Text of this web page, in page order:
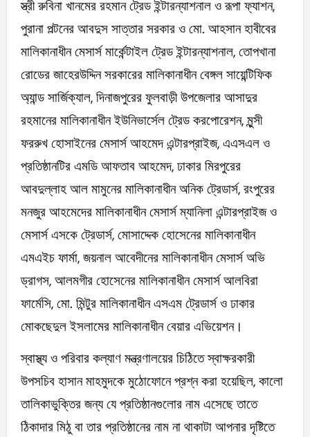
স্ত্রী রুবিনা খানমের রহমান ট্রেড ইন্টারন্যাশনাল ও রূপা ফ্যাশন,
পুরানা পল্টনের আবদুস সাত্তার সরকার ও মো. আহসান হাবীবের
মালিকানাধীন মেসার্স মার্কেন্টাইল ট্রেড ইন্টারন্যাশনাল, তোপখানা
রোডের জাহেরউদ্দিন সরকারের মালিকানাধীন বেঙ্গল সায়েন্টিফিক
অ্যান্ড সার্জিক্যাল, দিনাজপুরের ফুলবাড়ী উপজেলার আসাদুর
রহমানের মালিকানাধীন ইউনিভার্সেল ট্রেড করপোরেশন, মুন্সী
ফররুখ হোসাইনের মেসার্স আহমেদ এন্টারপ্রাইজ, এএসএল ও
প্রতিষ্ঠানটির এমডি আফতাব আহমেদ, ঢাকার মিরপুরের
আবদুল্লাহ আল মামুনের মালিকানাধীন অনিক ট্রেডার্স, রংপুরের
মনজুর আহমেদের মালিকানাধীন মেসার্স ম্যানিলা এন্টারপ্রাইজ ও
মেসার্স এসকে ট্রেডার্স, মোসাদ্দেক হোসেনের মালিকানাধীন
এমএইচ ফার্মা, জয়নাল আবেদীনের মালিকানাধীন মেসার্স অভি
ড্রাগস, আলমগীর হোসেনের মালিকানাধীন মেসার্স আলবিরা
ফার্মেসি, মো. মিন্টুর মালিকানাধীন এসএম ট্রেডার্স ও ঢাকার
মোকছেদুল ইসলামের মালিকানাধীন বেয়ার এভিয়েশন।
স্বাস্থ্য ও পরিবার কল্যাণ মন্ত্রণালয়ের চিঠিতে স্বাক্ষরকারী
উপসচিব হাসান মাহমুদকে মুঠোফোনে প্রশ্ন করা হয়েছিল, কালো
তালিকাভুক্তির জন্য যে প্রতিষ্ঠানগুলোর নাম এসেছে তাতে
ঠিকাদার মিঠু বা তার প্রতিষ্ঠানের নাম না থাকাটা আপনার দৃষ্টিতে